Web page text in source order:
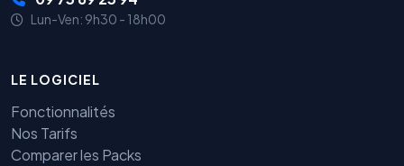
Lun-Ven: 9h30 - 18h00
LE LOGICIEL
Fonctionnalités
Nos Tarifs
Comparer les Packs